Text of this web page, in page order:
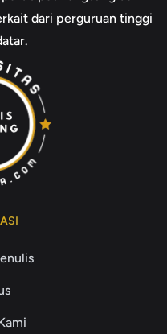
dari perguruan tinggi